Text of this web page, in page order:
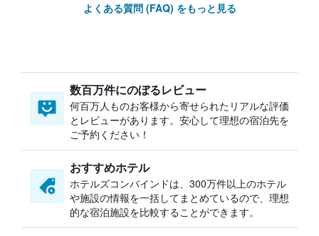
よくある質問 (FAQ) をもっと見る
数百万件にのぼるレビュー
何百万人ものお客様から寄せられたリアルな評価
とレビューがあります。安心して理想の宿泊先を
ご予約ください！
おすすめホテル
ホテルズコンバインドは、300万件以上のホテル
や施設の情報を一括してまとめているので、理想
的な宿泊施設を比較することができます。